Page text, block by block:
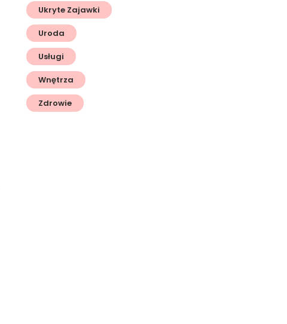
Ukryte Zajawki
Uroda
Usługi
Wnętrza
Zdrowie